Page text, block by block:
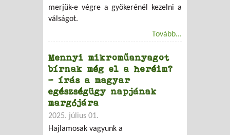
merjük-e végre a gyökerénél kezelni a
válságot.
Tovább...
Mennyi mikroműanyagot
bírnak még el a heréim?
– írás a magyar
egészségügy napjának
margójára
2025. július 01.
Hajlamosak vagyunk a